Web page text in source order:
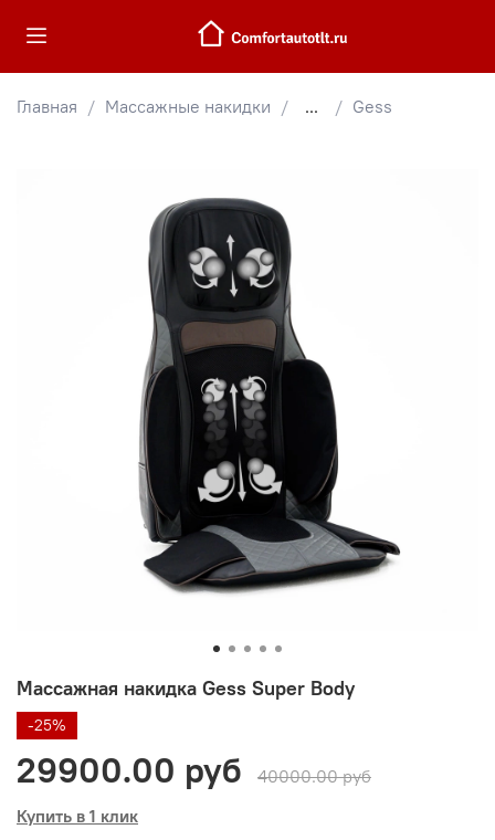
Главная Массажные накидки ... Gess
Массажная накидка Gess Super Body
-25%
29900.00 руб
40000.00 руб
Купить в 1 клик